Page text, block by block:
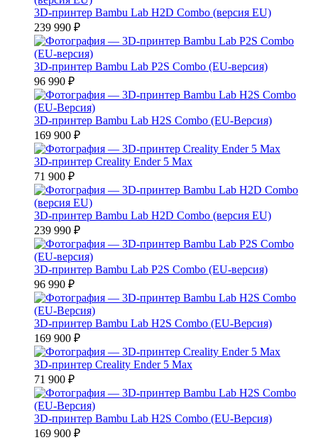
3D-принтер Bambu Lab H2D Combo (версия EU)
239 990 ₽
3D-принтер Bambu Lab P2S Combo (EU-версия)
96 990 ₽
3D-принтер Bambu Lab H2S Combo (EU-Версия)
169 900 ₽
3D-принтер Creality Ender 5 Max
71 900 ₽
3D-принтер Bambu Lab H2D Combo (версия EU)
239 990 ₽
3D-принтер Bambu Lab P2S Combo (EU-версия)
96 990 ₽
3D-принтер Bambu Lab H2S Combo (EU-Версия)
169 900 ₽
3D-принтер Creality Ender 5 Max
71 900 ₽
3D-принтер Bambu Lab H2S Combo (EU-Версия)
169 900 ₽